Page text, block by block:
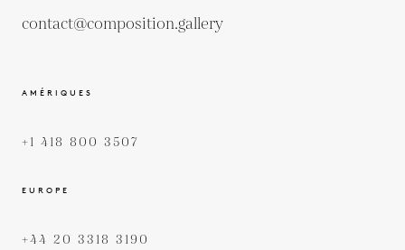
contact@composition.gallery
AMÉRIQUES
+1 418 800 3507
EUROPE
+44 20 3318 3190